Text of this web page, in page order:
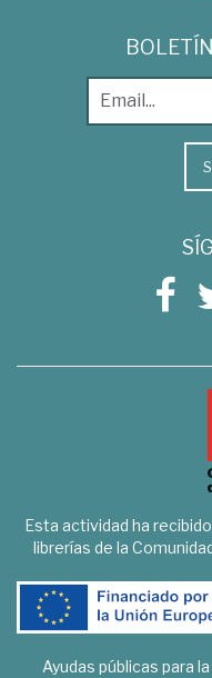
Esta actividad ha
librerías de la
Ayudas públicas para